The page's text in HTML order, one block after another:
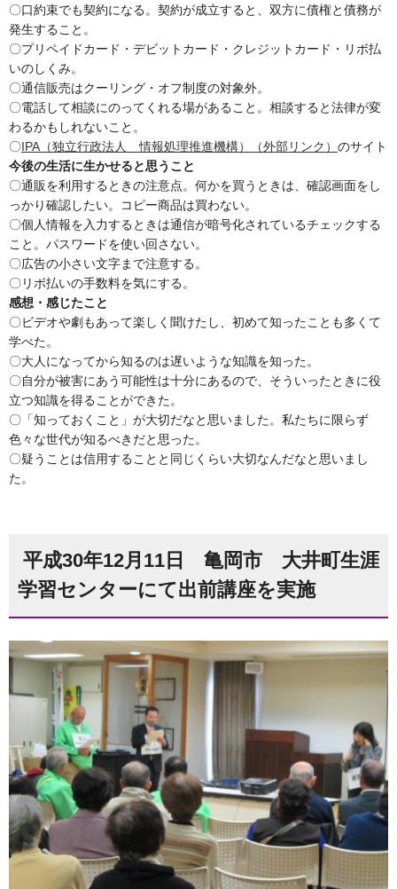
〇口約束でも契約になる。契約が成立すると、双方に債権と債務が
発生すること。
〇プリペイドカード・デビットカード・クレジットカード・リボ払
いのしくみ。
〇通信販売はクーリング・オフ制度の対象外。
〇電話して相談にのってくれる場があること。相談すると法律が変
わるかもしれないこと。
〇IPA（独立行政法人 情報処理推進機構）（外部リンク） のサイト
今後の生活に生かせると思うこと
〇通販を利用するときの注意点。何かを買うときは、確認画面をし
っかり確認したい。コピー商品は買わない。
〇個人情報を入力するときは通信が暗号化されているチェックする
こと。パスワードを使い回さない。
〇広告の小さい文字まで注意する。
〇リボ払いの手数料を気にする。
感想・感じたこと
〇ビデオや劇もあって楽しく聞けたし、初めて知ったことも多くて
学べた。
〇大人になってから知るのは遅いような知識を知った。
〇自分が被害にあう可能性は十分にあるので、そういったときに役
立つ知識を得ることができた。
〇「知っておくこと」が大切だなと思いました。私たちに限らず
色々な世代が知るべきだと思った。
〇疑うことは信用することと同じくらい大切なんだなと思いまし
た。
平成30年12月11日 亀岡市 大井町生涯
学習センターにて出前講座を実施